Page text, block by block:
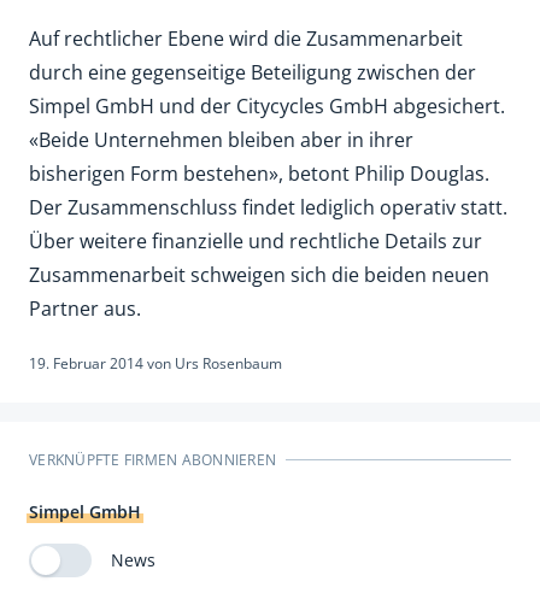
Auf rechtlicher Ebene wird die Zusammenarbeit
durch eine gegenseitige Beteiligung zwischen der
Simpel GmbH und der Citycycles GmbH abgesichert.
«Beide Unternehmen bleiben aber in ihrer
bisherigen Form bestehen», betont Philip Douglas.
Der Zusammenschluss findet lediglich operativ statt.
Über weitere finanzielle und rechtliche Details zur
Zusammenarbeit schweigen sich die beiden neuen
Partner aus.
19. Februar 2014von Urs Rosenbaum
VERKNÜPFTE FIRMEN ABONNIEREN
Simpel GmbH
News